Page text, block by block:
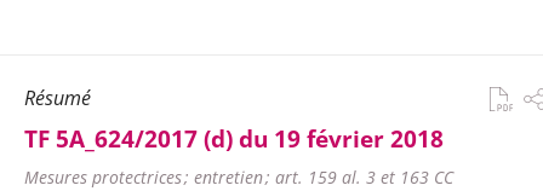
Résumé
TF 5A_624/2017 (d) du 19 février 2018
Mesures protectrices ; entretien ; art. 159 al. 3 et 163 CC